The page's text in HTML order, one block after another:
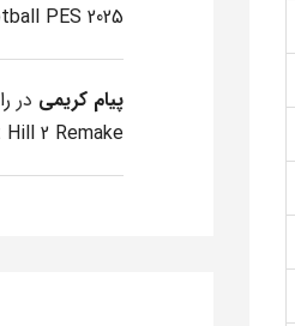
PES 2025
پیام کریمی در
2 Remake